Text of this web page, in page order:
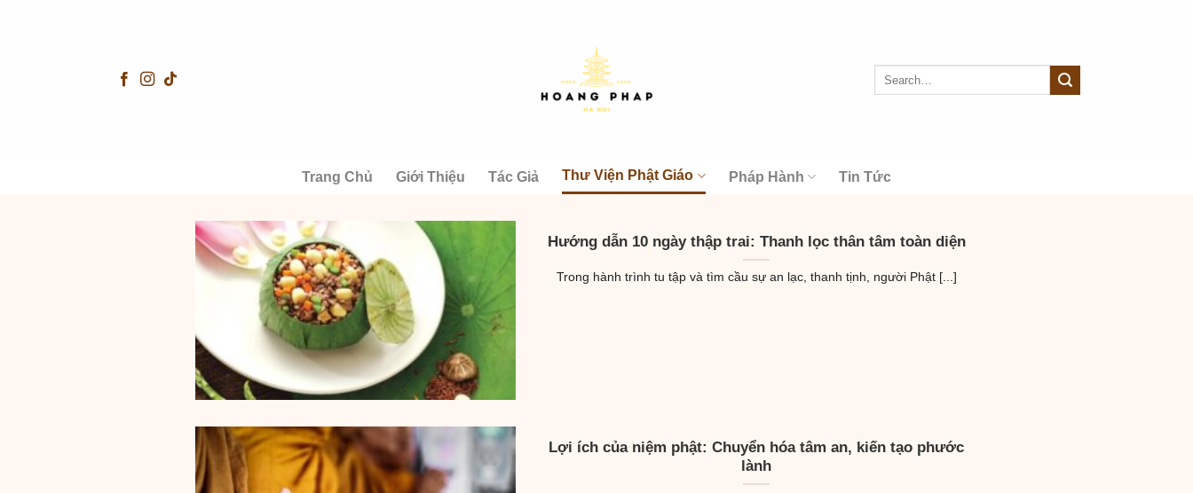
Trang Chủ Giới Thiệu Tác Giả Thư Viện Phật Giáo Pháp Hành Tin Tức
Hướng dẫn 10 ngày thập trai: Thanh lọc thân tâm toàn diện
Trong hành trình tu tập và tìm cầu sự an lạc, thanh tịnh, người Phật [...]
Lợi ích của niệm phật: Chuyển hóa tâm an, kiến tạo phước
lành